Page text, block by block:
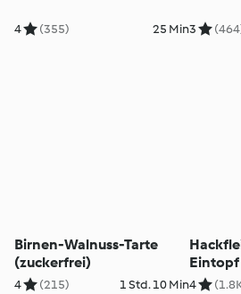
4 (355) 25 Min3
Birnen-Walnuss-Tarte
(zuckerfrei)
4 (215) 1 Std. 10 Min
Eintopf
4